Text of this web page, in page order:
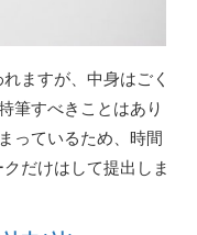
ますが、中身はごく
筆すべきことはあり
っているため、時間
だけはして提出しま